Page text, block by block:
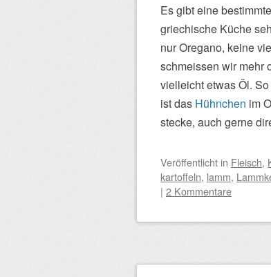
Es gibt eine
griechische Küche
nur Oregano, keine
schmeissen wir mehr
vielleicht etwas Öl.
ist das Hühnchen im
stecke, auch gerne
Veröffentlicht in Fleisch,
kartoffeln, lamm,
| 2 Kommentare